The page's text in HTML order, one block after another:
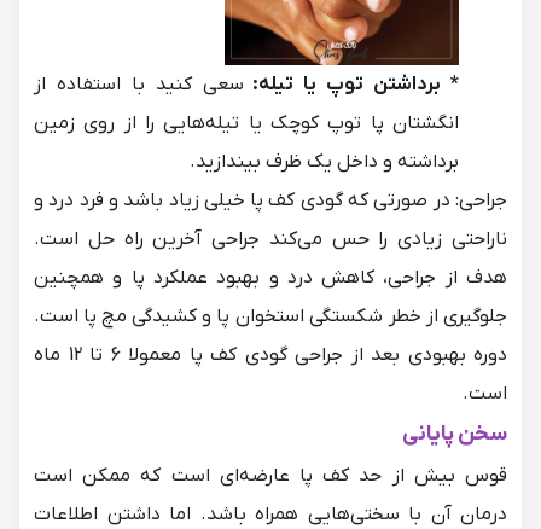
* برداشتن توپ یا تیله: سعی کنید با استفاده از
انگشتان پا توپ کوچک یا تیله‌هایی را از روی زمین
برداشته و داخل یک ظرف بیندازید.
جراحی: در صورتی که گودی کف پا خیلی زیاد باشد و فرد درد و
ناراحتی زیادی را حس می‌کند جراحی آخرین راه حل است.
هدف از جراحی، کاهش درد و بهبود عملکرد پا و همچنین
جلوگیری از خطر شکستگی استخوان‌ پا و کشیدگی مچ پا است.
دوره بهبودی بعد از جراحی گودی کف پا معمولا 6 تا 12 ماه
است.
سخن پایانی
قوس بیش از حد کف پا عارضه‌ای است که ممکن است
درمان آن با سختی‌هایی همراه باشد. اما داشتن اطلاعات